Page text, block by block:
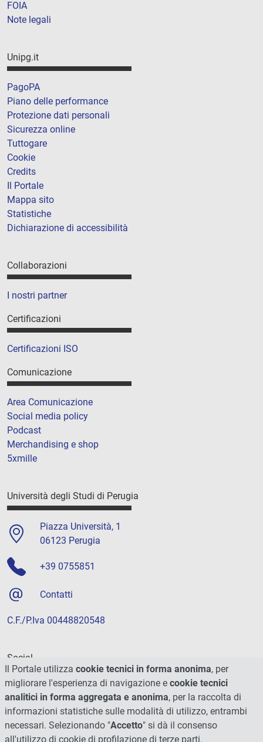
FOIA
Note legali
Unipg.it
PagoPA
Piano delle performance
Protezione dati personali
Sicurezza online
Tuttogare
Cookie
Credits
Il Portale
Mappa sito
Statistiche
Dichiarazione di accessibilità
Collaborazioni
I nostri partner
Certificazioni
Certificazioni ISO
Comunicazione
Area Comunicazione
Social media policy
Podcast
Merchandising e shop
5xmille
Università degli Studi di Perugia
Piazza Università, 1
06123 Perugia
+39 0755851
Contatti
C.F./P.Iva 00448820548
Social
Il Portale utilizza cookie tecnici in forma anonima, per
migliorare l'esperienza di navigazione e cookie tecnici
analitici in forma aggregata e anonima, per la raccolta di
informazioni statistiche sulle modalità di utilizzo, entrambi
necessari. Selezionando "Accetto" si dà il consenso
all'utilizzo di cookie di profilazione di terze parti.